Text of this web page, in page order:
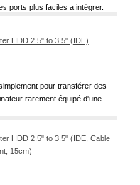
ports plus faciles a intégrer.
HDD 2.5" to 3.5" (IDE)
pour transférer des
rarement équipé d'une
HDD 2.5" to 3.5" (IDE, Cable
15cm)